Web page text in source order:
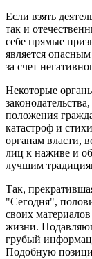
Если взять
так и
себе прямые
является
за счет
Некоторые
положения
катастроф и
органам власти,
лиц к наживе и
лучшим
Так,
"Сегодня",
своих
жизни.
грубый
Подобную